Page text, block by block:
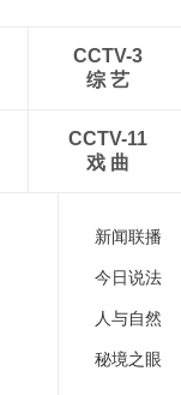
CCTV-3
综 艺
CCTV-11
戏 曲
新闻联播
今日说法
人与自然
秘境之眼